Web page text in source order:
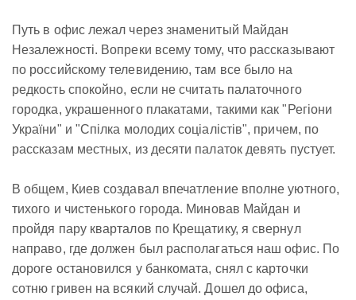
Путь в офис лежал через знаменитый Майдан
Незалежностi. Вопреки всему тому, что рассказывают
по российскому телевидению, там все было на
редкость спокойно, если не считать палаточного
городка, украшенного плакатами, такими как "Регiони
України" и "Спiлка молодих соцiалiстiв", причем, по
рассказам местных, из десяти палаток девять пустует.
В общем, Киев создавал впечатление вполне уютного,
тихого и чистенького города. Миновав Майдан и
пройдя пару кварталов по Крещатику, я свернул
направо, где должен был располагаться наш офис. По
дороге остановился у банкомата, снял c карточки
сотню гривен на всякий случай. Дошел до офиса,